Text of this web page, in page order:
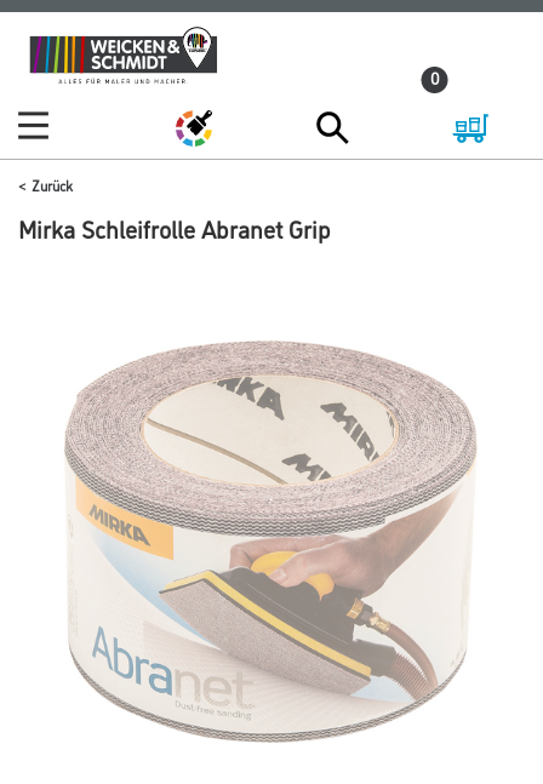
Zum
Inhalt
Zum
Navigationsmenü
0
Zurück
Mirka Schleifrolle Abranet Grip